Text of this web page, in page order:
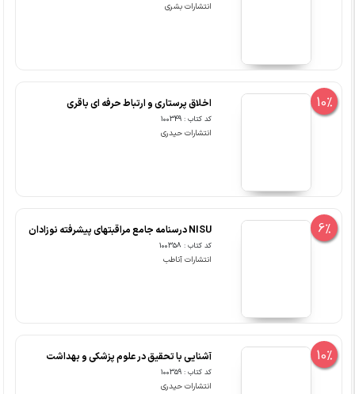
انتشارات بشری
10% اخلاق پرستاری و ارتباط حرفه ای باقری
کد کتاب : 100349
انتشارات حیدری
6% NISU درسنامه جامع مراقبتهای پیشرفته نوزادان
کد کتاب : 100358
انتشارات آناطب
10% آشنایی با تحقیق در علوم پزشکی و بهداشت
کد کتاب : 100359
انتشارات حیدری